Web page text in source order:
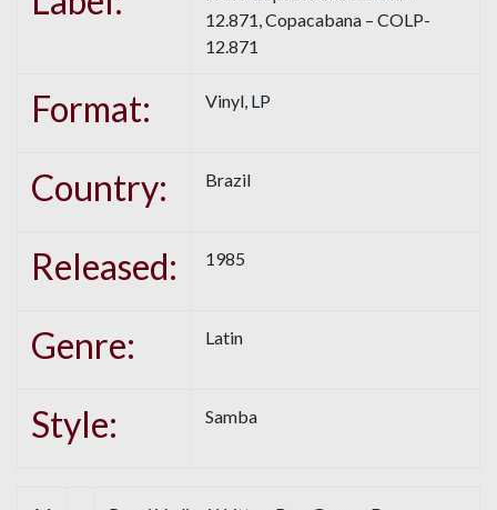
12.871, Copacabana – COLP-
12.871
Format: Vinyl, LP
Country: Brazil
Released: 1985
Genre: Latin
Style: Samba